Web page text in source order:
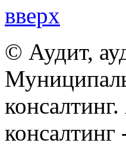
вверх
© Аудит,
консалтинг